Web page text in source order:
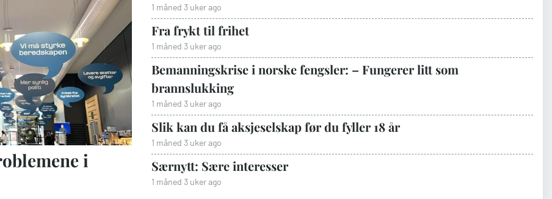
i
1 måned 3 uker ago
Fra frykt til frihet
1 måned 3 uker ago
Bemanningskrise i norske fengsler: – Fungerer litt som
brannslukking
1 måned 3 uker ago
Slik kan du få aksjeselskap før du fyller 18 år
1 måned 3 uker ago
Særnytt: Sære interesser
1 måned 3 uker ago